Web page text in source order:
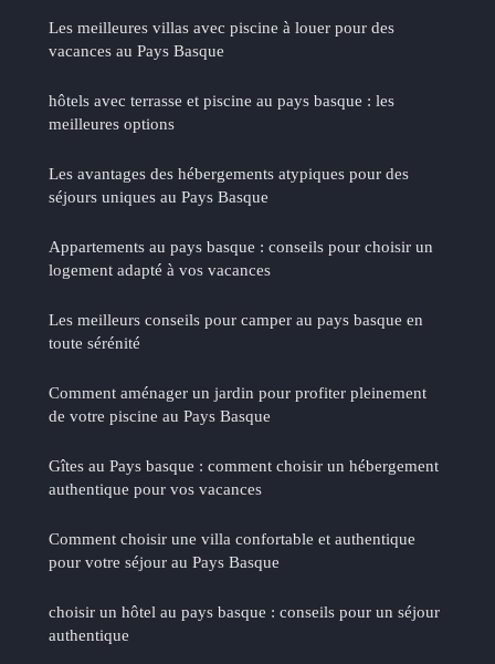
Les meilleures villas avec piscine à louer pour des
vacances au Pays Basque
hôtels avec terrasse et piscine au pays basque : les
meilleures options
Les avantages des hébergements atypiques pour des
séjours uniques au Pays Basque
Appartements au pays basque : conseils pour choisir un
logement adapté à vos vacances
Les meilleurs conseils pour camper au pays basque en
toute sérénité
Comment aménager un jardin pour profiter pleinement
de votre piscine au Pays Basque
Gîtes au Pays basque : comment choisir un hébergement
authentique pour vos vacances
Comment choisir une villa confortable et authentique
pour votre séjour au Pays Basque
choisir un hôtel au pays basque : conseils pour un séjour
authentique